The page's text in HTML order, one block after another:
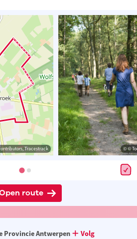
Tracestrack © ©
route
Provincie Antwerpen
Volg